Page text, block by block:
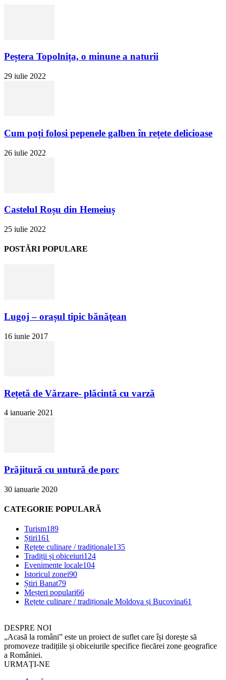
Peștera Topolnița, o minune a naturii
29 iulie 2022
Cum poți folosi pepenele galben în rețete delicioase
26 iulie 2022
Castelul Roșu din Hemeiuș
25 iulie 2022
POSTĂRI POPULARE
Lugoj – orașul tipic bănăţean
16 iunie 2017
Rețetă de Vărzare- plăcintă cu varză
4 ianuarie 2021
Prăjitură cu untură de porc
30 ianuarie 2020
CATEGORIE POPULARĂ
Turism189
Știri161
Rețete culinare / tradiționale135
Tradiții și obiceiuri124
Evenimente locale104
Istoricul zonei90
Știri Banat79
Meșteri populari66
Rețete culinare / tradiționale Moldova și Bucovina61
DESPRE NOI
„Acasă la români” este un proiect de suflet care își dorește să
promoveze tradițiile și obiceiurile specifice fiecărei zone geografice
a României.
URMAȚI-NE